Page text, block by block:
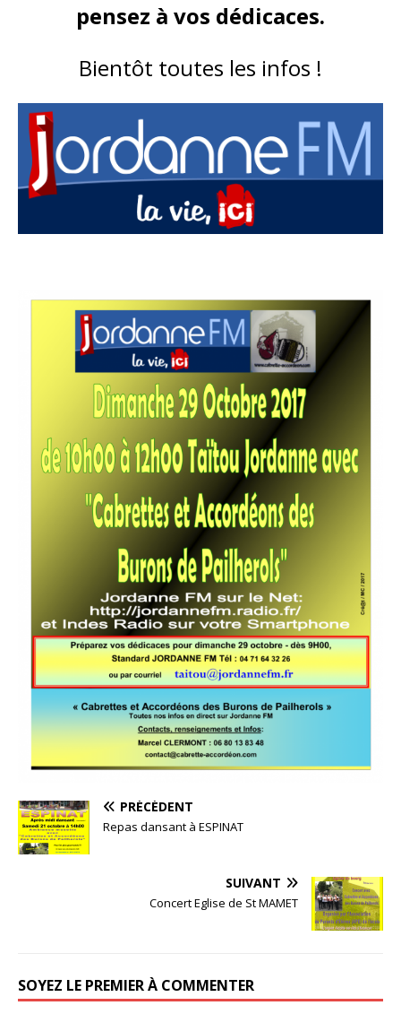
pensez à vos dédicaces.
Bientôt toutes les infos !
PRÉCÉDENT
Repas dansant à ESPINAT
SUIVANT
Concert Eglise de St MAMET
SOYEZ LE PREMIER À COMMENTER